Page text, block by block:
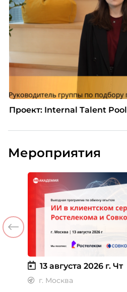
Проект: Internal Talent Pool
Мероприятия
13 августа 2026 г. Чт
г. Москва